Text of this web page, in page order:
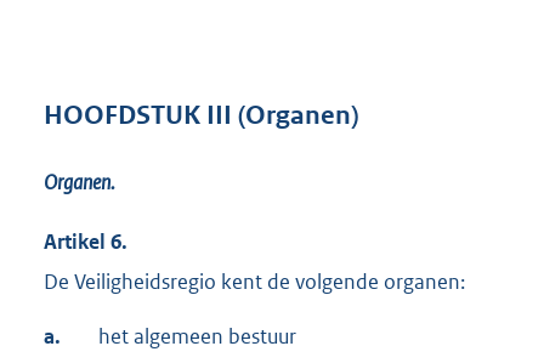
HOOFDSTUK III (Organen)
Organen.
Artikel 6.
De Veiligheidsregio kent de volgende organen:
a. het algemeen bestuur